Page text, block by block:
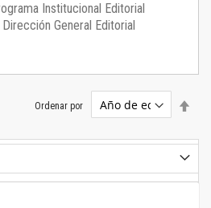
Institucional Editorial
General Editorial
Ordenar por